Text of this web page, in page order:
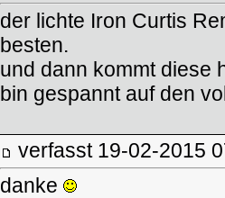
der lichte Iron Curtis
besten.
und dann kommt diese
bin gespannt auf den
verfasst 19-02-2015
danke